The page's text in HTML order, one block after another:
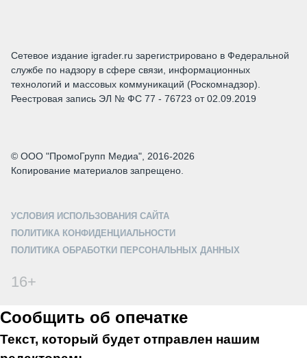
Сетевое издание igrader.ru зарегистрировано в Федеральной
службе по надзору в сфере связи, информационных
технологий и массовых коммуникаций (Роскомнадзор).
Реестровая запись ЭЛ № ФС 77 - 76723 от 02.09.2019
© ООО "ПромоГрупп Медиа", 2016-2026
Копирование материалов запрещено.
УСЛОВИЯ ИСПОЛЬЗОВАНИЯ САЙТА
ПОЛИТИКА КОНФИДЕНЦИАЛЬНОСТИ
ПОЛИТИКА ОБРАБОТКИ ПЕРСОНАЛЬНЫХ ДАННЫХ
16+
Сообщить об опечатке
Текст, который будет отправлен нашим